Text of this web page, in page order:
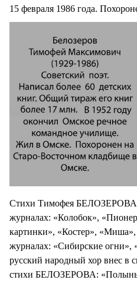
15 февраля 1986 года.
Стихи Тимофея БЕЛОЗЕРОВА
журналах: «Колобок»,
картинки», «Костер»,
журналах: «Сибирские огни»,
русский народный хор внес в
стихи БЕЛОЗЕРОВА: «Полынь